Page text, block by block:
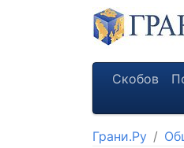
Скобов
Грани.Ру